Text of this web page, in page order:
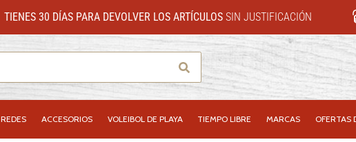
TIENES 30 DÍAS PARA DEVOLVER LOS ARTÍCULOS SIN JUSTIFICACIÓN
Buscar
REDES ACCESORIOS VOLEIBOL DE PLAYA TIEMPO LIBRE MARCAS OFERTAS